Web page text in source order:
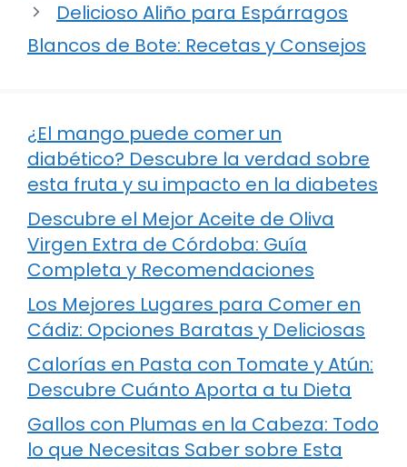
Delicioso Aliño para Espárragos
Blancos de Bote: Recetas y Consejos
¿El mango puede comer un
diabético? Descubre la verdad sobre
esta fruta y su impacto en la diabetes
Descubre el Mejor Aceite de Oliva
Virgen Extra de Córdoba: Guía
Completa y Recomendaciones
Los Mejores Lugares para Comer en
Cádiz: Opciones Baratas y Deliciosas
Calorías en Pasta con Tomate y Atún:
Descubre Cuánto Aporta a tu Dieta
Gallos con Plumas en la Cabeza: Todo
lo que Necesitas Saber sobre Esta